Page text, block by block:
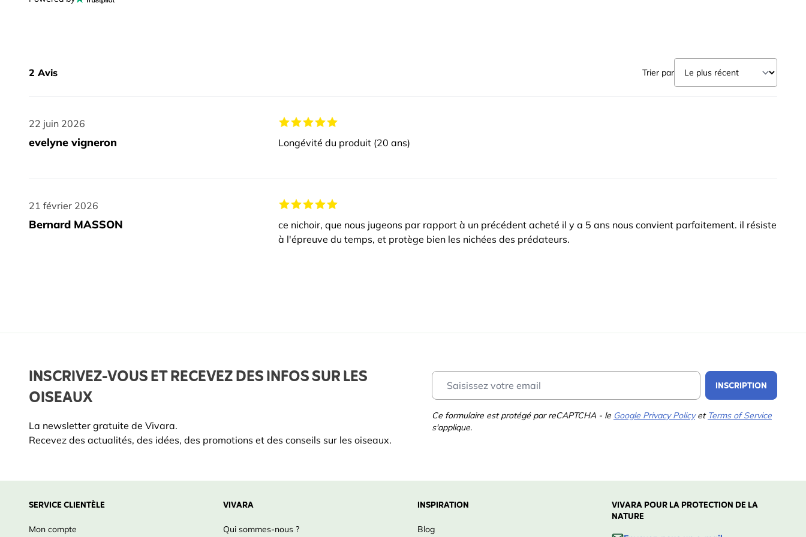
2 Avis Trier par
22 juin 2026
22 juin 2026
evelyne vigneron Longévité du produit (20 ans)
21 février 2026
21 février 2026
Bernard MASSON
ce nichoir, que nous jugeons par rapport à un précédent acheté il y a 5 ans nous convient parfaitement. il résiste
à l'épreuve du temps, et protège bien les nichées des prédateurs.
INSCRIVEZ-VOUS ET RECEVEZ DES INFOS SUR LES
OISEAUX
La newsletter gratuite de Vivara.
Recevez des actualités, des idées, des promotions et des conseils sur les oiseaux.
INSCRIPTION
Ce formulaire est protégé par reCAPTCHA - le Google Privacy Policyet Terms of Service
s'applique.
SERVICE CLIENTÈLE
Mon compte
VIVARA
Qui sommes-nous ?
INSPIRATION
Blog
VIVARA POUR LA PROTECTION DE LA
NATURE